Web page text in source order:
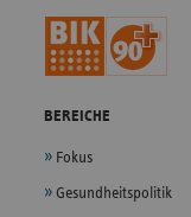
BEREICHE
Fokus
Gesundheitspolitik